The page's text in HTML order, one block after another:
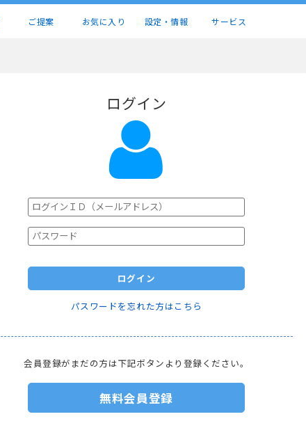
ご提案 お気に入り 設定・情報 サービス
ログイン
ログイン
パスワードを忘れた方はこちら
会員登録がまだの方は下記ボタンより登録ください。
無料会員登録